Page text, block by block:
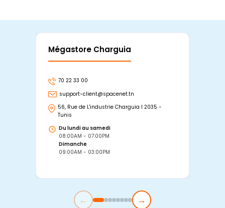
Mégastore Charguia
70 22 33 00
support-client@spacenet.tn
56, Rue de L'industrie Charguia I 2035 -
Tunis
Du lundi au samedi
08:00AM - 07:00PM
Dimanche
09:00AM - 03:00PM
← →